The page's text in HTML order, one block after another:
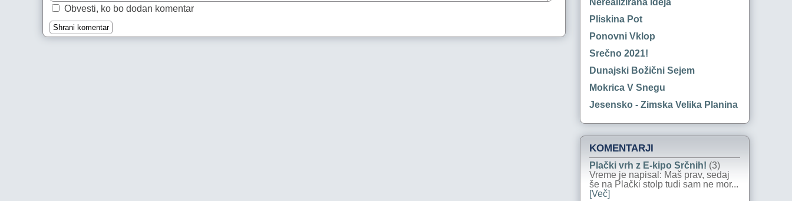
Obvesti, ko bo dodan komentar
Nerealizirana Ideja
Pliskina Pot
Ponovni Vklop
Srečno 2021!
Dunajski Božični Sejem
Mokrica V Snegu
Jesensko - Zimska Velika Planina
KOMENTARJI
Plački vrh z E-kipo Srčnih! (3)
Vreme je napisal: Maš prav, sedaj
še na Plački stolp tudi sam ne mor...
[Več]